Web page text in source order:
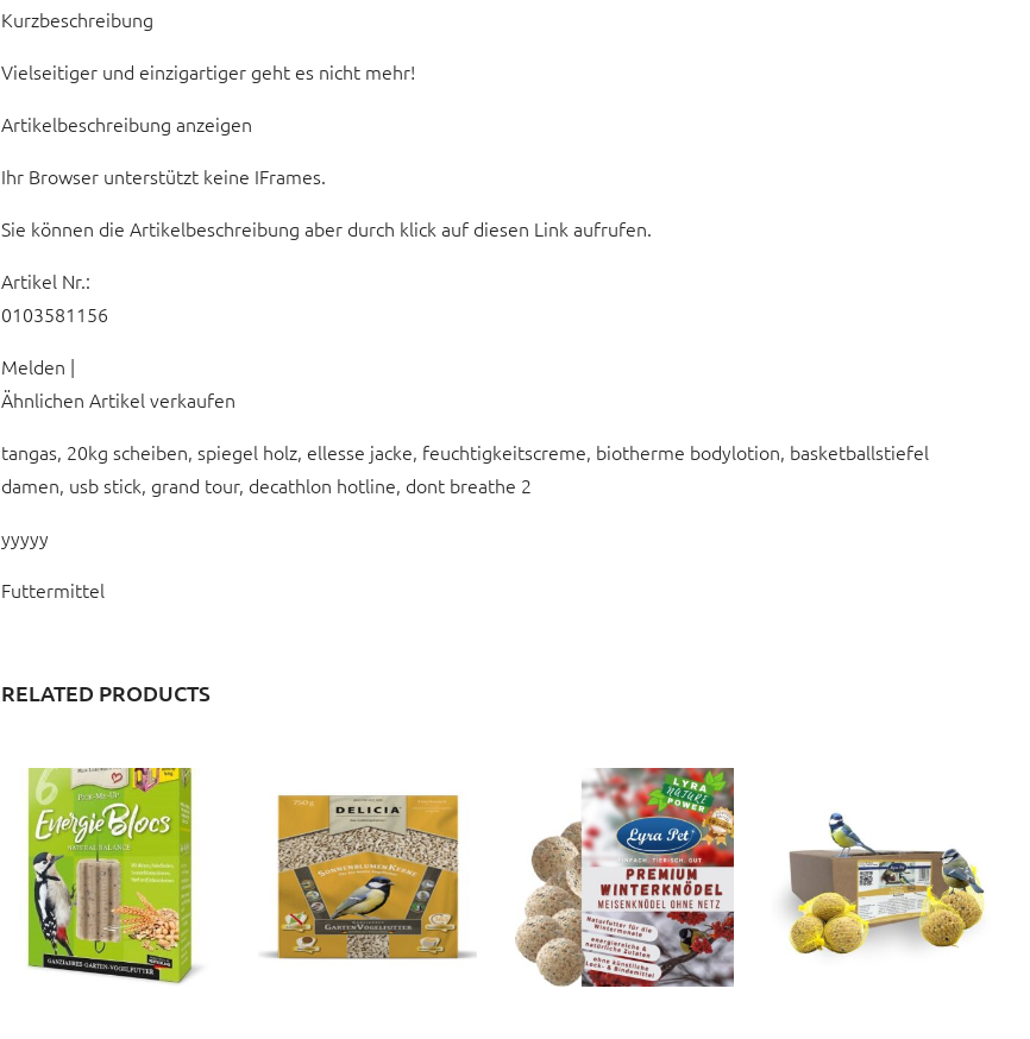
Kurzbeschreibung
Vielseitiger und einzigartiger geht es nicht mehr!
Artikelbeschreibung anzeigen
Ihr Browser unterstützt keine IFrames.
Sie können die Artikelbeschreibung aber durch klick auf diesen Link aufrufen.
Artikel Nr.:
0103581156
Melden |
Ähnlichen Artikel verkaufen
tangas, 20kg scheiben, spiegel holz, ellesse jacke, feuchtigkeitscreme, biotherme bodylotion, basketballstiefel
damen, usb stick, grand tour, decathlon hotline, dont breathe 2
yyyyy
Futtermittel
RELATED PRODUCTS